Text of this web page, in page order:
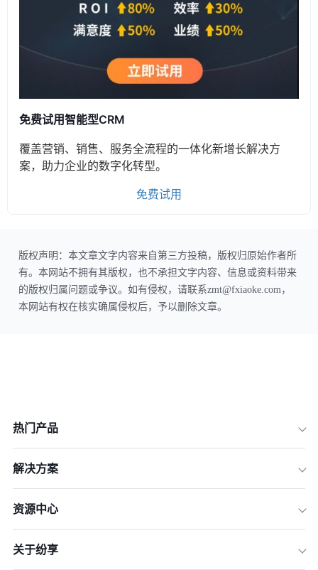
免费试用智能型CRM
覆盖营销、销售、服务全流程的一体化新增长解决方
案，助力企业的数字化转型。
免费试用
版权声明：本文章文字内容来自第三方投稿，版权归原始作者所
有。本网站不拥有其版权，也不承担文字内容、信息或资料带来
的版权归属问题或争议。如有侵权，请联系zmt@fxiaoke.com，
本网站有权在核实确属侵权后，予以删除文章。
热门产品
解决方案
资源中心
关于纷享